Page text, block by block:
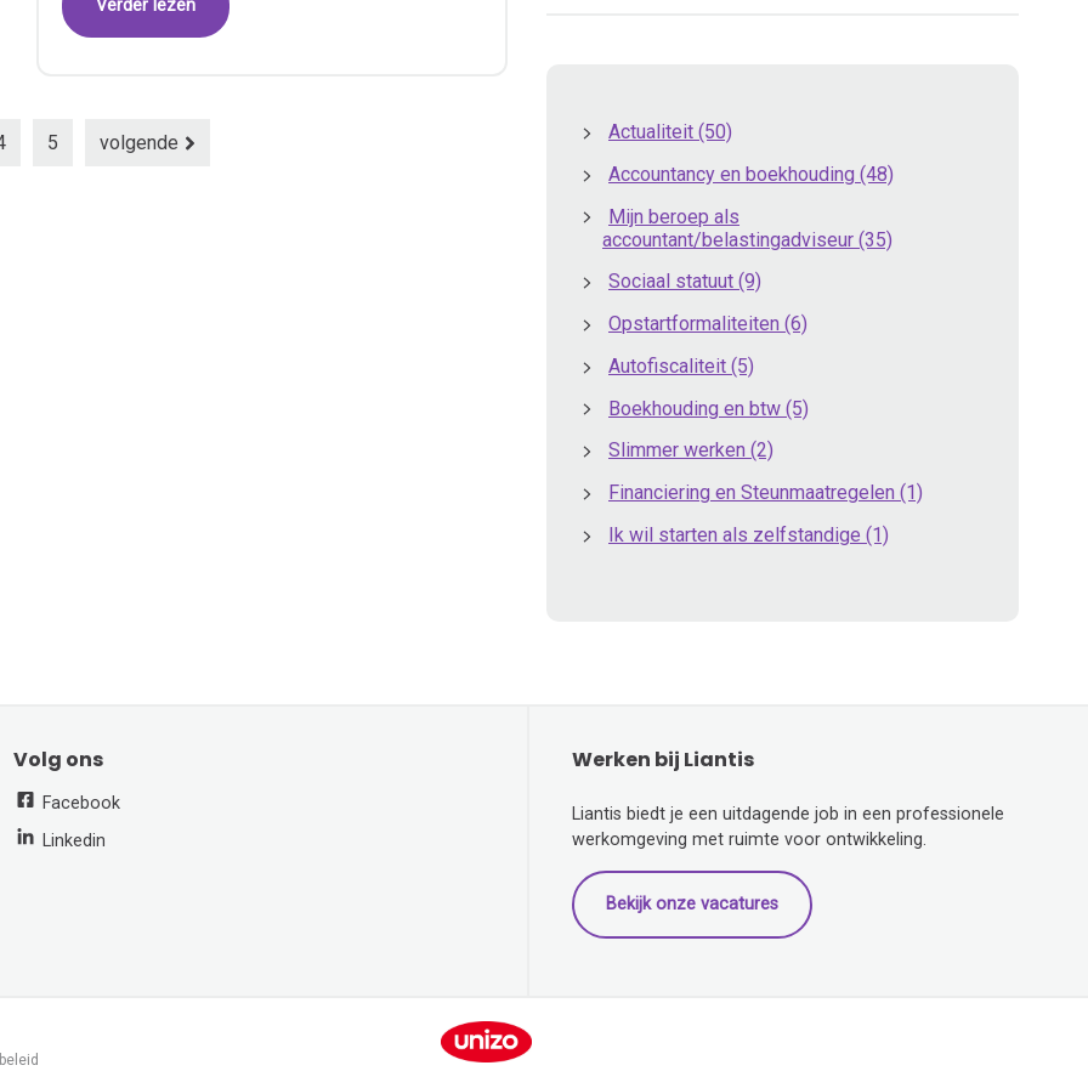
Verder lezen
5 volgende Actualiteit(50)
Accountancy en boekhouding(48)
Mijn beroep als
accountant/belastingadviseur(35)
Sociaal statuut(9)
Opstartformaliteiten(6)
Autofiscaliteit(5)
Boekhouding en btw(5)
Slimmer werken(2)
Financiering en Steunmaatregelen(1)
Ik wil starten als zelfstandige(1)
Volg ons
Facebook
Linkedin
Werken bij Liantis
Liantis biedt je een uitdagende job in een professionele
werkomgeving met ruimte voor ontwikkeling.
Bekijk onze vacatures